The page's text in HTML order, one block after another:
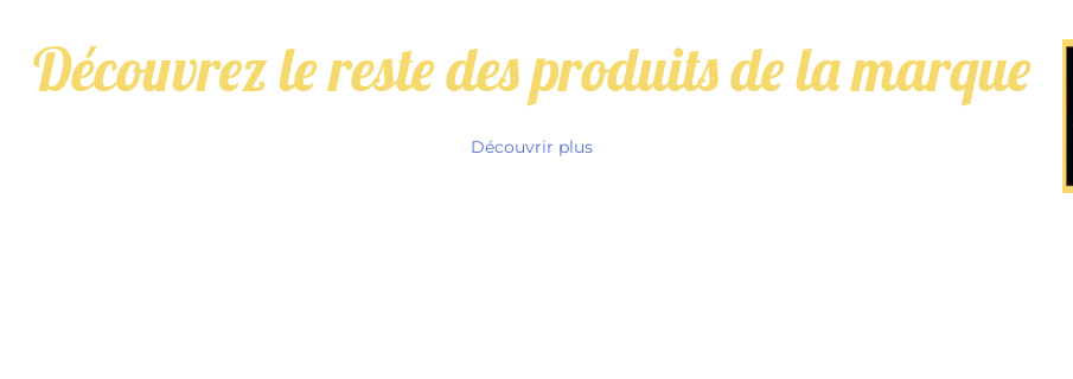
Découvrez le reste des produits de la marque
Découvrir plus